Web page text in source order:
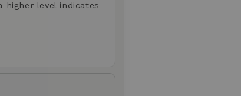
higher level indicates